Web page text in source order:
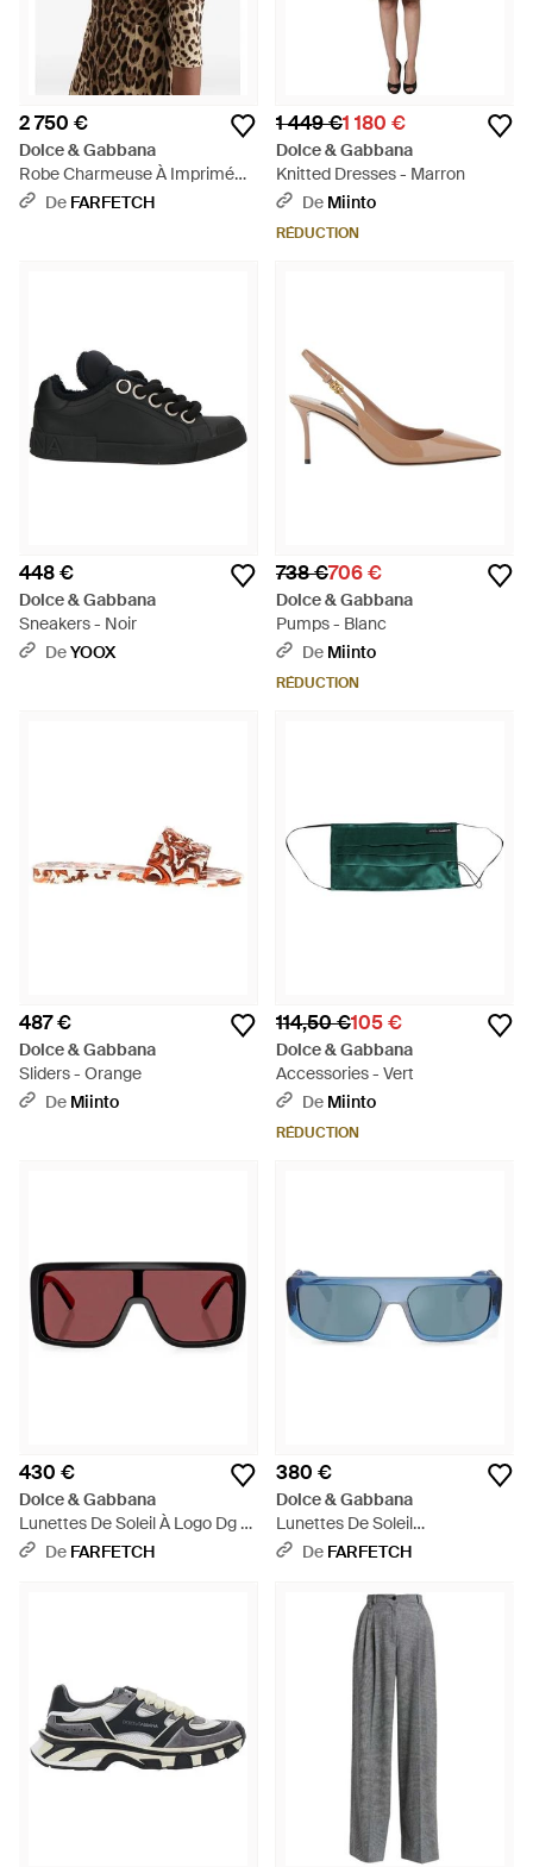
2 750 €
Dolce & Gabbana
Robe Charmeuse À Imprimé
Léo - Marron
De FARFETCH
1 449 €1 180 €
Dolce & Gabbana
Knitted Dresses - Marron
De Miinto
RÉDUCTION
448 €
Dolce & Gabbana
Sneakers - Noir
DeYOOX
738 €706 €
Dolce & Gabbana
Pumps - Blanc
De Miinto
RÉDUCTION
487 €
Dolce & Gabbana
Sliders - Orange
De Miinto
114,50 €105 €
Dolce & Gabbana
Accessories - Vert
De Miinto
RÉDUCTION
430 €
Dolce & Gabbana
Lunettes De Soleil À Logo Dg -
Violet
De FARFETCH
380 €
Dolce & Gabbana
Lunettes De Soleil
Rectangulaires À Logo - Bleu
De FARFETCH